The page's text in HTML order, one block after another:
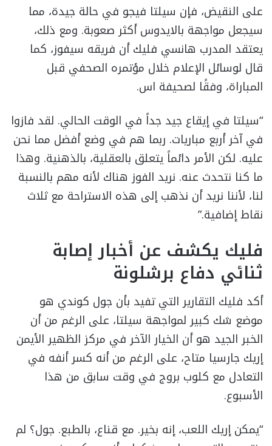
على النقيض، فإن سيلتا فيجو في حالة جيدة، مما
سيجعل مواجهة بالايدوس أكثر صعوبة. ومع ذلك،
يعتقد المدرب هانسي فليك أن فريقه سيفوز، كما
قال لوسائل الإعلام خلال مؤتمره الصحفي قبل
المباراة، وفقًا لصحيفة اس.
“سيلتا في إيقاع جيد جداً في الوقت الحالي. لقد فازوا
في آخر أربع مباريات. ربما هم في وضع أفضل مما نحن
عليه. لكن الأمر دائماً يتعلق بالعقلية، بالذهنية. وهذا
ما كنا نتحدث عنه. نريد الفوز هناك لأنه مهم بالنسبة
لنا، لأننا نريد أن نذهب إلى هذه الاستراحة مع ثلاث
نقاط إضافية.”
فليك يكشف عن أخبار إصابة
ثنائي دفاع برشلونة
أكد فليك التقارير التي تفيد بأن جول كوندي هو
موضع شك كبير لمواجهة سيلتا، على الرغم من أن
الخبر الجيد هو أن الخيار الآخر في مركز الظهير الأيمن
إريك جارسيا متاح، على الرغم من أنه كسر أنفه في
التعادل مع كلوب بروج في وقت سابق من هذا
الأسبوع.
“يمكن إريك اللعب، إنه بخير. مع قناع، بالطبع. جول؟ لم